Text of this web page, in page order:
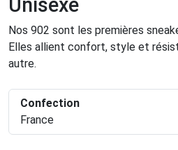
Nos 902 sont les premières
Elles allient confort, style et
autre.
Confection
France